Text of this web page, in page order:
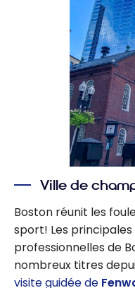
Ville de
Boston réunit les
sport! Les
professionnelles de
nombreux titres
visite guidée de